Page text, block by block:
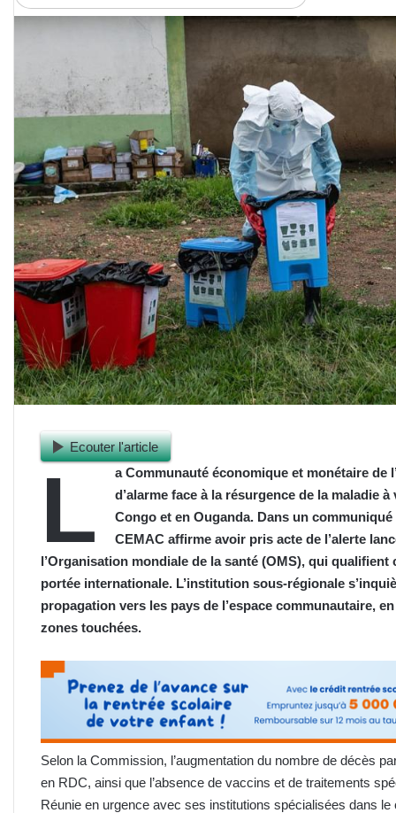
Ecouter l'article
L
a Communauté économique et monétaire de
d’alarme face à la résurgence de la maladie
Congo et en Ouganda. Dans un
CEMAC affirme avoir pris acte de l’alerte
l’Organisation mondiale de la santé (OMS), qui
portée internationale. L’institution sous-régionale
propagation vers les pays de l’espace communautaire,
zones touchées.
Selon la Commission, l’augmentation du nombre de décès
en RDC, ainsi que l’absence de vaccins et de traitements
Réunie en urgence avec ses institutions spécialisées dans le